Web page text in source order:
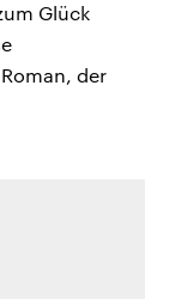
Glück
der